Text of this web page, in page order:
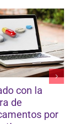
Ahora será
fácil dejar de
8 octubre 2019